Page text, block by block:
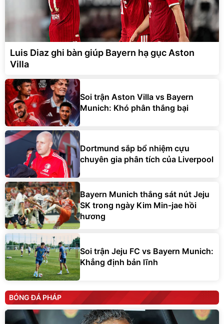
Luis Diaz ghi bàn giúp Bayern hạ gục Aston
Villa
Soi trận Aston Villa vs Bayern
Munich: Khó phân thắng bại
Dortmund sắp bổ nhiệm cựu
chuyên gia phân tích của Liverpool
Bayern Munich thắng sát nút Jeju
SK trong ngày Kim Min-jae hồi
hương
Soi trận Jeju FC vs Bayern Munich:
Khẳng định bản lĩnh
BÓNG ĐÁ PHÁP